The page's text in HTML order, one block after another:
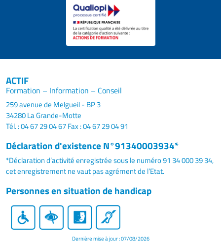
ACTIF
Formation – Information – Conseil
259 avenue de Melgueil - BP 3
34280 La Grande-Motte
Tél. : 04 67 29 04 67Fax : 04 67 29 04 91
Déclaration d'existence N°91340003934*
*Déclaration d’activité enregistrée sous le numéro 91 34 000 39 34,
cet enregistrement ne vaut pas agrément de l’Etat.
Personnes en situation de handicap
Dernière mise à jour : 07/08/2026